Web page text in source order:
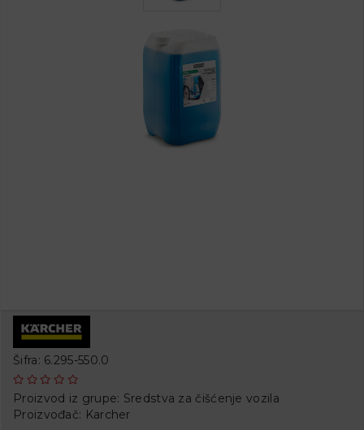
Šifra: 6.295-550.0
Proizvod iz grupe: Sredstva za čišćenje vozila
Proizvođač: Karcher